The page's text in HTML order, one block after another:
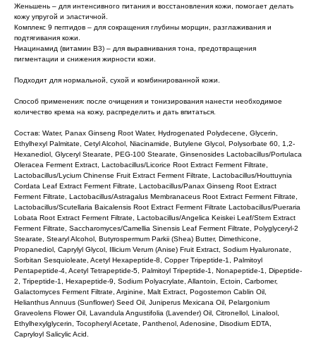
Женьшень – для интенсивного питания и восстановления кожи, помогает делать
кожу упругой и эластичной.
Комплекс 9 пептидов – для сокращения глубины морщин, разглаживания и
подтягивания кожи.
Ниацинамид (витамин В3) – для выравнивания тона, предотвращения
пигментации и снижения жирности кожи.
Подходит для нормальной, сухой и комбинированной кожи.
Способ применения: после очищения и тонизирования нанести необходимое
количество крема на кожу, распределить и дать впитаться.
Состав: Water, Panax Ginseng Root Water, Hydrogenated Polydecene, Glycerin,
Ethylhexyl Palmitate, Cetyl Alcohol, Niacinamide, Butylene Glycol, Polysorbate 60, 1,2-
Hexanediol, Glyceryl Stearate, PEG-100 Stearate, Ginsenosides Lactobacillus/Portulaca
Oleracea Ferment Extract, Lactobacillus/Licorice Root Extract Ferment Filtrate,
Lactobacillus/Lycium Chinense Fruit Extract Ferment Filtrate, Lactobacillus/Houttuynia
Cordata Leaf Extract Ferment Filtrate, Lactobacillus/Panax Ginseng Root Extract
Ferment Filtrate, Lactobacillus/Astragalus Membranaceus Root Extract Ferment Filtrate,
Lactobacillus/Scutellaria Baicalensis Root Extract Ferment Filtrate Lactobacillus/Pueraria
Lobata Root Extract Ferment Filtrate, Lactobacillus/Angelica Keiskei Leaf/Stem Extract
Ferment Filtrate, Saccharomyces/Camellia Sinensis Leaf Ferment Filtrate, Polyglyceryl-2
Stearate, Stearyl Alcohol, Butyrospermum Parkii (Shea) Butter, Dimethicone,
Propanediol, Caprylyl Glycol, Illicium Verum (Anise) Fruit Extract, Sodium Hyaluronate,
Sorbitan Sesquioleate, Acetyl Hexapeptide-8, Copper Tripeptide-1, Palmitoyl
Pentapeptide-4, Acetyl Tetrapeptide-5, Palmitoyl Tripeptide-1, Nonapeptide-1, Dipeptide-
2, Tripeptide-1, Hexapeptide-9, Sodium Polyacrylate, Allantoin, Ectoin, Carbomer,
Galactomyces Ferment Filtrate, Arginine, Malt Extract, Pogostemon Cablin Oil,
Helianthus Annuus (Sunflower) Seed Oil, Juniperus Mexicana Oil, Pelargonium
Graveolens Flower Oil, Lavandula Angustifolia (Lavender) Oil, Citronellol, Linalool,
Ethylhexylglycerin, Tocopheryl Acetate, Panthenol, Adenosine, Disodium EDTA,
Capryloyl Salicylic Acid.